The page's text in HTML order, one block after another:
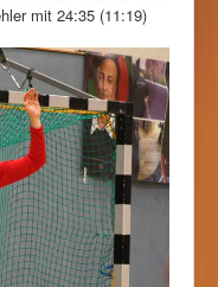
mit 24:35 (11:19)